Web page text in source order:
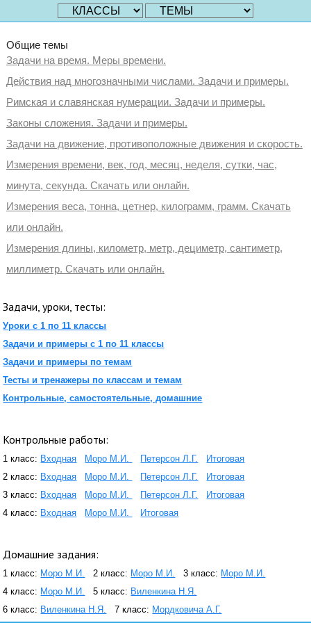
Общие темы
Задачи на время. Меры времени.
Действия над многозначными числами. Задачи и примеры.
Римская и славянская нумерации. Задачи и примеры.
Законы сложения. Задачи и примеры.
Задачи на движение, противоположные движения и скорость.
Измерения времени, век, год, месяц, неделя, сутки, час,
минута, секунда. Скачать или онлайн.
Измерения веса, тонна, цетнер, килограмм, грамм. Скачать
или онлайн.
Измерения длины, километр, метр, дециметр, сантиметр,
миллиметр. Скачать или онлайн.
Задачи, уроки, тесты:
Уроки с 1 по 11 классы
Задачи и примеры с 1 по 11 классы
Задачи и примеры по темам
Тесты и тренажеры по классам и темам
Контрольные, самостоятельные, домашние
Контрольные работы:
1 класс: Входная Моро М.И. Петерсон Л.Г.
Итоговая
2 класс: Входная Моро М.И. Петерсон Л.Г.
Итоговая
3 класс: Входная Моро М.И. Петерсон Л.Г.
Итоговая
4 класс: Входная Моро М.И. Итоговая
Домашние задания:
1 класс: Моро М.И. 2 класс: Моро М.И. 3 класс: Моро М.И.
4 класс: Моро М.И. 5 класс: Виленкина Н.Я.
6 класс: Виленкина Н.Я. 7 класс: Мордковича А.Г.